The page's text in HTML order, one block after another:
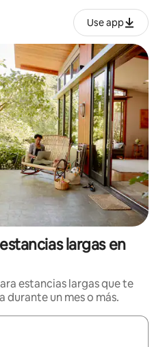
Use app
largas en
estancias largas que te
durante un mes o más.
disponibles, podrás navegar